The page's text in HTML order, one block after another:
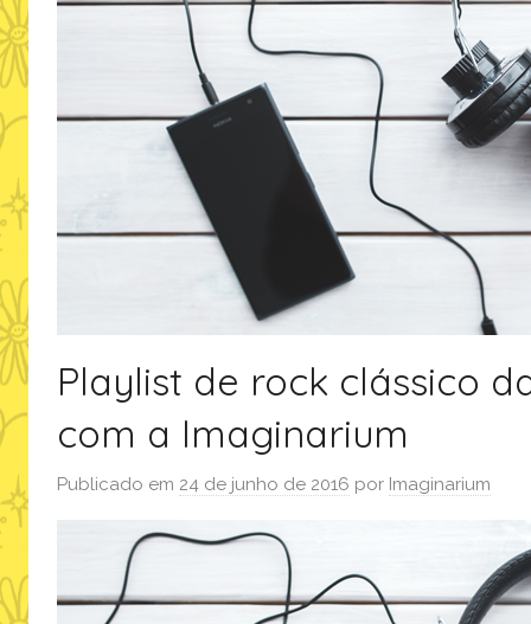
Playlist de rock clássico
com a Imaginarium
Publicado em 24 de junho de 2016 por Imaginarium